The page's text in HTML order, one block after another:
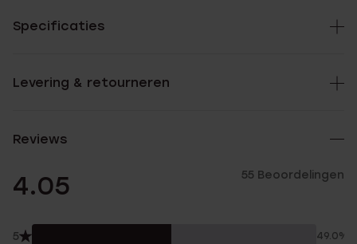
Specificaties
Levering & retourneren
Reviews
4.05 55 Beoordelingen
5 49.0%